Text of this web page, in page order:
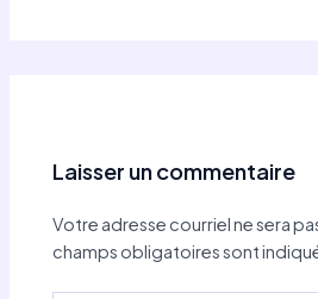
Laisser un commentaire
Votre adresse courriel ne sera
champs obligatoires sont